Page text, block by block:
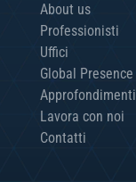
About us
Professionisti
Uffici
Global Presence
Approfondimenti
Lavora con noi
Contatti